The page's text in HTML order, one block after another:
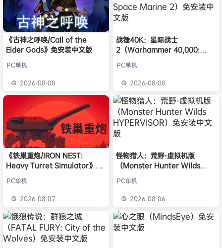
《古神之呼唤/Call of the
Elder Gods》免安装中文版
PC单机
2026-08-08
战锤40K：星际战士
2（Warhammer 40,000:
版
PC单机
2026-08-08
《铁巢重炮/IRON NEST:
Heavy Turret Simulator》免
PC单机
2026-08-07
怪物猎人：荒野-虚拟机版
（Monster Hunter Wilds
PC单机
2026-08-06